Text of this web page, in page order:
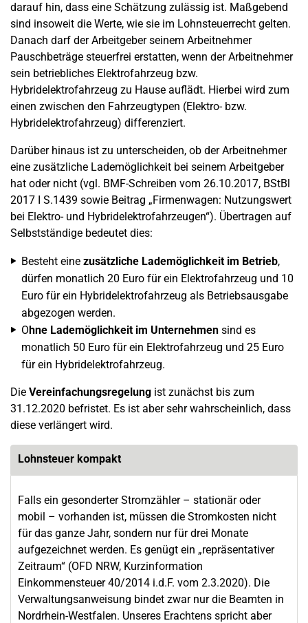
darauf hin, dass eine Schätzung zulässig ist. Maßgebend
sind insoweit die Werte, wie sie im Lohnsteuerrecht gelten.
Danach darf der Arbeitgeber seinem Arbeitnehmer
Pauschbeträge steuerfrei erstatten, wenn der Arbeitnehmer
sein betriebliches Elektrofahrzeug bzw.
Hybridelektrofahrzeug zu Hause auflädt. Hierbei wird zum
einen zwischen den Fahrzeugtypen (Elektro- bzw.
Hybridelektrofahrzeug) differenziert.
Darüber hinaus ist zu unterscheiden, ob der Arbeitnehmer
eine zusätzliche Lademöglichkeit bei seinem Arbeitgeber
hat oder nicht (vgl. BMF-Schreiben vom 26.10.2017, BStBl
2017 I S.1439 sowie Beitrag „Firmenwagen: Nutzungswert
bei Elektro- und Hybridelektrofahrzeugen“). Übertragen auf
Selbstständige bedeutet dies:
Besteht eine zusätzliche Lademöglichkeit im Betrieb,
dürfen monatlich 20 Euro für ein Elektrofahrzeug und 10
Euro für ein Hybridelektrofahrzeug als Betriebsausgabe
abgezogen werden.
Ohne Lademöglichkeit im Unternehmen sind es
monatlich 50 Euro für ein Elektrofahrzeug und 25 Euro
für ein Hybridelektrofahrzeug.
Die Vereinfachungsregelung ist zunächst bis zum
31.12.2020 befristet. Es ist aber sehr wahrscheinlich, dass
diese verlängert wird.
Lohnsteuer kompakt
Falls ein gesonderter Stromzähler – stationär oder
mobil – vorhanden ist, müssen die Stromkosten nicht
für das ganze Jahr, sondern nur für drei Monate
aufgezeichnet werden. Es genügt ein „repräsentativer
Zeitraum“ (OFD NRW, Kurzinformation
Einkommensteuer 40/2014 i.d.F. vom 2.3.2020). Die
Verwaltungsanweisung bindet zwar nur die Beamten in
Nordrhein-Westfalen. Unseres Erachtens spricht aber